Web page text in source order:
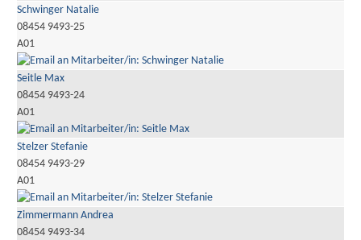
Schwinger Natalie
08454 9493-25
A01
Seitle Max
08454 9493-24
A01
Stelzer Stefanie
08454 9493-29
A01
Zimmermann Andrea
08454 9493-34